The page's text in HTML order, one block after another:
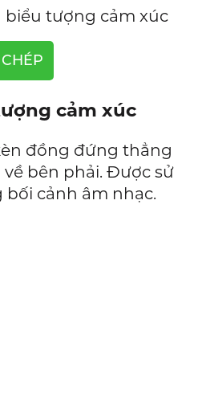
biểu tượng cảm xúc
cảm xúc
đồng đứng thẳng
bên phải. Được sử
cảnh âm nhạc.